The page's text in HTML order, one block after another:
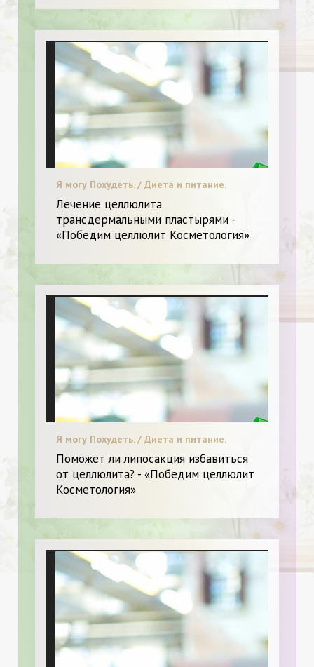
Я могу Похудеть. / Диета и питание.
Лечение целлюлита
трансдермальными пластырями -
«Победим целлюлит Косметология»
Я могу Похудеть. / Диета и питание.
Поможет ли липосакция избавиться
от целлюлита? - «Победим целлюлит
Косметология»